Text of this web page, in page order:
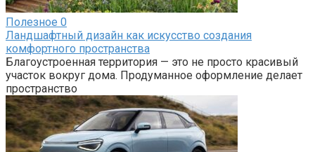
Полезное 0
Ландшафтный дизайн как искусство создания
комфортного пространства
Благоустроенная территория — это не просто красивый
участок вокруг дома. Продуманное оформление делает
пространство